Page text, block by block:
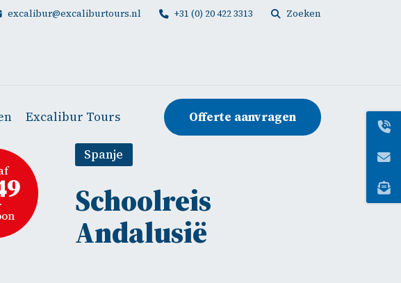
excalibur@excaliburtours.nl +31 (0) 20 422 3313 Zoeken
Excalibur Tours Offerte aanvragen
Spanje
Schoolreis
Andalusië